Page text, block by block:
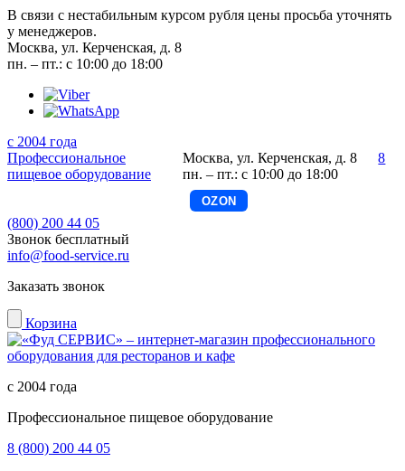
В связи с нестабильным курсом рубля цены просьба уточнять
у менеджеров.
Москва, ул. Керченская, д. 8
пн. – пт.: с 10:00 до 18:00
с 2004 года
Профессиональное
пищевое оборудование
Москва, ул. Керченская, д. 8
пн. – пт.: с 10:00 до 18:00
OZON
8
(800) 200 44 05
Звонок бесплатный
info@food-service.ru
Заказать звонок
Корзина
с 2004 года
Профессиональное пищевое оборудование
8 (800) 200 44 05